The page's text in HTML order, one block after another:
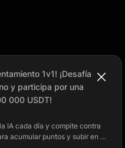
1v1! ¡Desafía
y participa por una
000 USDT!
IA cada día y compite contra
acumular puntos y subir en el